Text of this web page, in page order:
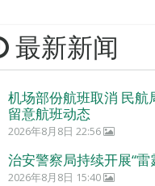
最新新闻
机场部份航班取消 民航
留意航班动态
2026年8月8日 22:56
治安警察局持续开展“雷
2026年8月8日 15:40